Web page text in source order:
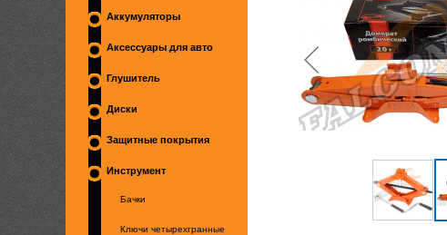
Аккумуляторы
Аксессуары для авто
Глушитель
Диски
Защитные покрытия
Инструмент
Бачки
Ключи четырехгранные